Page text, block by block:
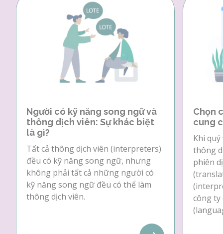
Người có kỹ năng song ngữ và
thông dịch viên: Sự khác biệt
là gì?
Tất cả thông dịch viên (interpreters)
đều có kỹ năng song ngữ, nhưng
không phải tất cả những người có
kỹ năng song ngữ đều có thể làm
thông dịch viên.
Chọn
cung
Khi
thông
phiên
công ty